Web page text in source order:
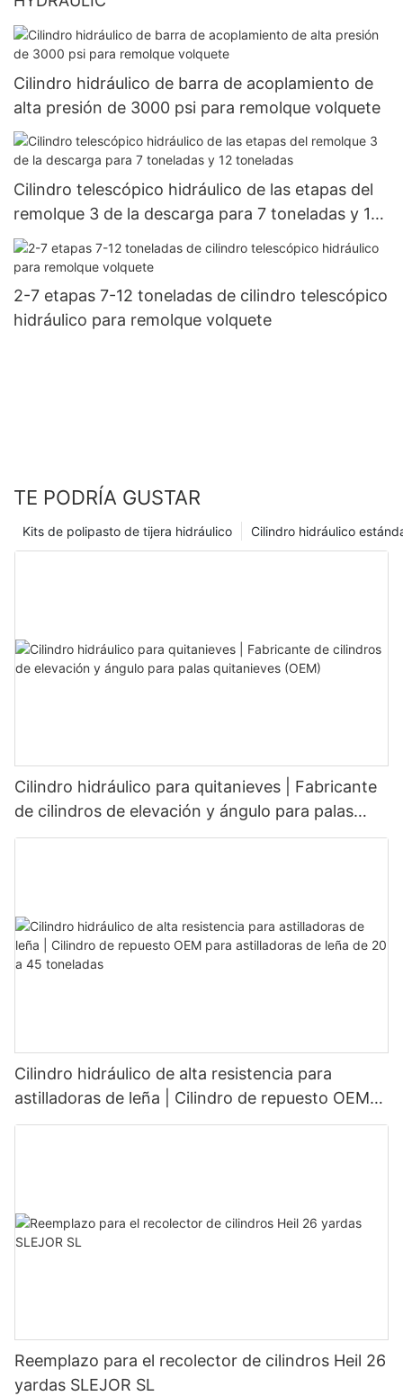
Cilindro hidráulico de barra de acoplamiento de
alta presión de 3000 psi para remolque volquete
Cilindro telescópico hidráulico de las etapas del
remolque 3 de la descarga para 7 toneladas y 12
toneladas
2-7 etapas 7-12 toneladas de cilindro telescópico
hidráulico para remolque volquete
TE PODRÍA GUSTAR
Cilindro hidráulico
Kits de polipasto de tijera hidráulico
Cilindro hidráulico para quitanieves | Fabricante
de cilindros de elevación y ángulo para palas
quitanieves (OEM)
Cilindro hidráulico de alta resistencia para
astilladoras de leña | Cilindro de repuesto OEM
para astilladoras de leña de 20 a 45 toneladas
Reemplazo para el recolector de cilindros Heil 26
yardas SLEJOR SL